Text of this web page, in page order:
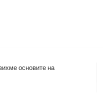
основите на